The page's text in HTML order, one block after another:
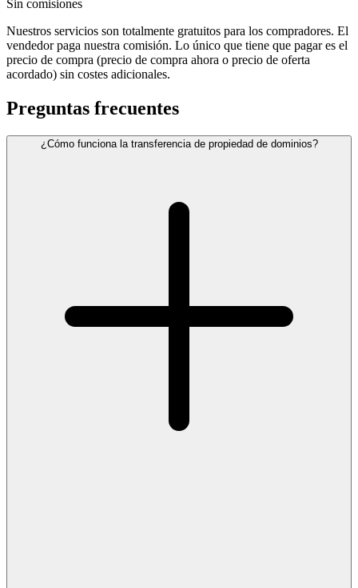
Sin comisiones
Nuestros servicios son totalmente gratuitos para los compradores. El
vendedor paga nuestra comisión. Lo único que tiene que pagar es el
precio de compra (precio de compra ahora o precio de oferta
acordado) sin costes adicionales.
Preguntas frecuentes
¿Cómo funciona la transferencia de propiedad de dominios?